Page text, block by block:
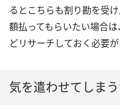
るとこちらも割り勘を受
額払ってもらいたい場合
どリサーチしておく必要が
気を遣わせてしま